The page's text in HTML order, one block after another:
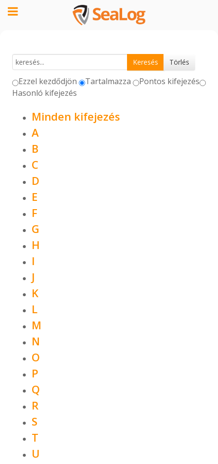
Ezzel kezdődjön Tartalmazza
Pontos kifejezés
Hasonló kifejezés
Minden kifejezés
A
B
C
D
E
F
G
H
I
J
K
L
M
N
O
P
Q
R
S
T
U